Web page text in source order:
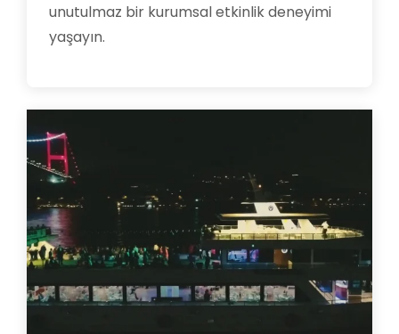
unutulmaz bir kurumsal etkinlik deneyimi
yaşayın.